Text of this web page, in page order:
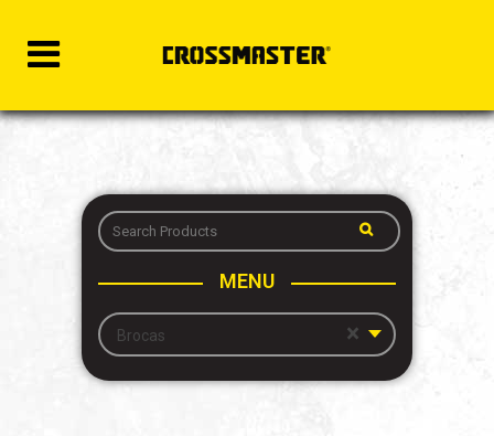
MENU
×
Brocas